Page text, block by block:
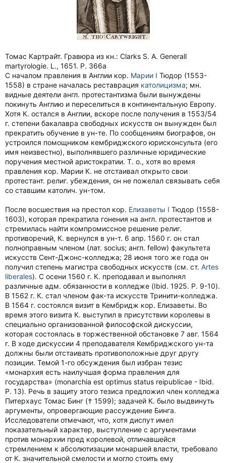
Томас Картрайт. Гравюра из кн.: Clarks S. A. Generall
martyrologie. L., 1651. P. 366a
С началом правления в Англии кор. Марии I Тюдор (1553-
1558) в стране началась реставрация католицизма; мн.
видные деятели англ. протестантизма были вынуждены
покинуть Англию и переселиться в континентальную Европу.
Хотя К. остался в Англии, вскоре после получения в 1553/54
г. степени бакалавра свободных искусств он вынужден был
прекратить обучение в ун-те. По сообщениям биографов, он
устроился помощником кембриджского юрисконсульта (его
имя неизвестно), выполнявшего различные юридические
поручения местной аристократии. Т. о., хотя во время
правления кор. Марии К. не отстаивал открыто свои
протестант. религ. убеждения, он не пожелал связывать себя
со ставшим католич. ун-том.
После восшествия на престол кор. Елизаветы I Тюдор (1558-
1603), которая прекратила гонения на англ. протестантов и
стремилась найти компромиссное решение религ.
противоречий, К. вернулся в ун-т. 6 апр. 1560 г. он стал
полноправным членом (лат. socius; англ. fellow) факультета
искусств Сент-Джонс-колледжа; 28 июня того же года он
получил степень магистра свободных искусств (см. ст. Artes
liberales). C осени 1560 г. К. преподавал и выполнял
различные адм. обязанности в колледже (Ibid. 1925. P. 9-10).
В 1562 г. К. стал членом фак-та искусств Тринити-колледжа.
В 1564 г. состоялся визит в Кембридж кор. Елизаветы. Во
время этого визита К. выступил в присутствии королевы в
специально организованной философской дискуссии,
которая состоялась в торжественной обстановке 7 авг. 1564
г. В ходе дискуссии 4 преподавателя Кембриджского ун-та
должны были отстаивать противоположные друг другу
позиции. Темой 1-го обсуждения был избран тезис
«монархия есть наилучшая форма правления для
государства» (monarchia est optimus status reipublicae - Ibid.
P. 13). Речь в защиту этого тезиса предложил член колледжа
Питерхаус Томас Бинг († 1599); задачей К. было выдвинуть
аргументы, опровергающие рассуждение Бинга.
Исследователи отмечают, что, хотя диспут имел
показательный характер, выступление с аргументами
против монархии пред королевой, отличавшейся
стремлением к абсолютизации монаршей власти, требовало
от К. значительной смелости и могло стоить ему